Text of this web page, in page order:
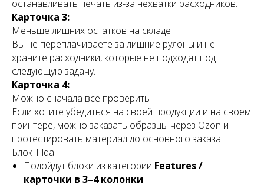
останавливать печать из-за нехватки расходников.
Карточка 3:
Меньше лишних остатков на складе
Вы не переплачиваете за лишние рулоны и не
храните расходники, которые не подходят под
следующую задачу.
Карточка 4:
Можно сначала всё проверить
Если хотите убедиться на своей продукции и на своем
принтере, можно заказать образцы через Ozon и
протестировать материал до основного заказа.
Блок Tilda
Подойдут блоки из категории Features /
карточки в 3–4 колонки.